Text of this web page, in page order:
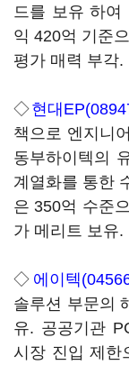
드를 보유 하여
익 420억 기준
평가 매력 부각.
◇현대
책으로 엔지니
동부하이텍의
계열화를 통한
은 350억 수준
가 메리트 보유.
◇ 에이텍
솔루션 부문의
유. 공공기관
시장 진입 제한